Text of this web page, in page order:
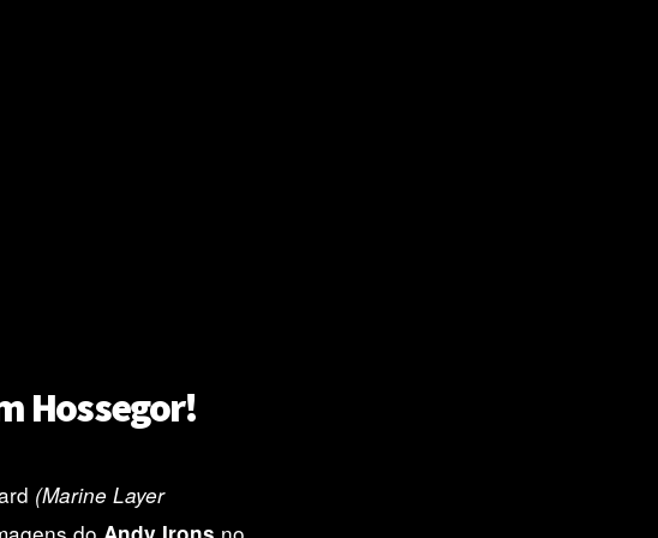
Hossegor!
(Marine Layer